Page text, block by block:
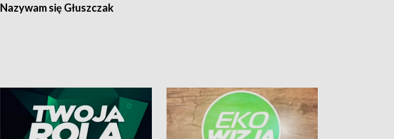
Nazywam się Głuszczak